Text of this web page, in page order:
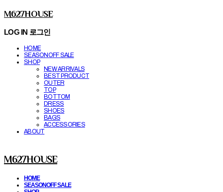
M627HOUSE
LOG IN 로그인
HOME
SEASONOFF SALE
SHOP
NEW ARRIVALS
BEST PRODUCT
OUTER
TOP
BOTTOM
DRESS
SHOES
BAGS
ACCESSORIES
ABOUT
M627HOUSE
HOME
SEASONOFF SALE